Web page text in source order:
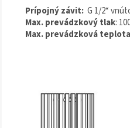
Prípojný závit: G 1/2“
Max. prevádzkový tlak:
Max. prevádzková